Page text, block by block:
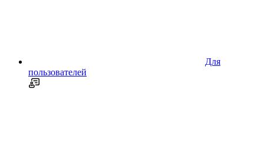
Для
пользователей